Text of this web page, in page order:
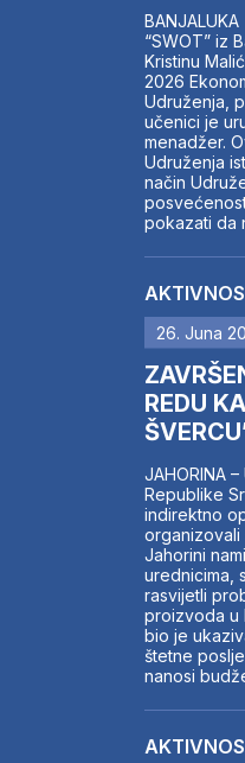
SWOT
UČLANI
KONTAKT
“SWOT” iz
Kristinu
2026
Udruženja,
učenici je
menadžer.
Udruženja
način
pokazati da
26. Juna
REDU
JAHORINA
Republike
indirektno
organizovali
Jahorini
urednicima,
rasvijetli
proizvoda u
bio je
štetne
nanosi